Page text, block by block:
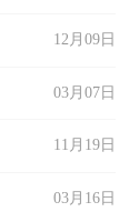
12月09日
03月07日
11月19日
03月16日